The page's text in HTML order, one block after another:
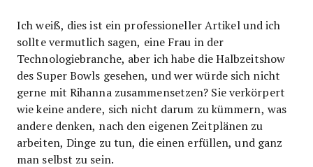
Ich weiß, dies ist ein professioneller Artikel und ich
sollte vermutlich sagen, eine Frau in der
Technologiebranche, aber ich habe die Halbzeitshow
des Super Bowls gesehen, und wer würde sich nicht
gerne mit Rihanna zusammensetzen? Sie verkörpert
wie keine andere, sich nicht darum zu kümmern, was
andere denken, nach den eigenen Zeitplänen zu
arbeiten, Dinge zu tun, die einen erfüllen, und ganz
man selbst zu sein.